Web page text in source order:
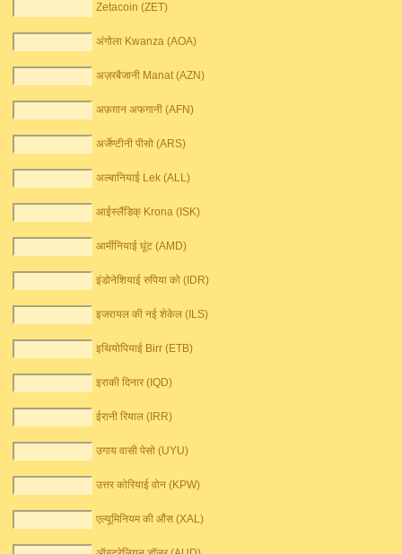
Zetacoin (ZET)
अंगोला Kwanza (AOA)
अज़रबैजानी Manat (AZN)
अफ़ग़ान अफगानी (AFN)
अर्जेण्टीनी पीसो (ARS)
अल्बानियाई Lek (ALL)
आईस्लैंडिक् Krona (ISK)
आर्मीनियाई घूंट (AMD)
इंडोनेशियाई रुपिया को (IDR)
इजरायल की नई शेकेल (ILS)
इथियोपियाई Birr (ETB)
इराकी दिनार (IQD)
ईरानी रियाल (IRR)
उगाय वासी पेसो (UYU)
उत्तर कोरियाई वोन (KPW)
एल्यूमिनियम की औंस (XAL)